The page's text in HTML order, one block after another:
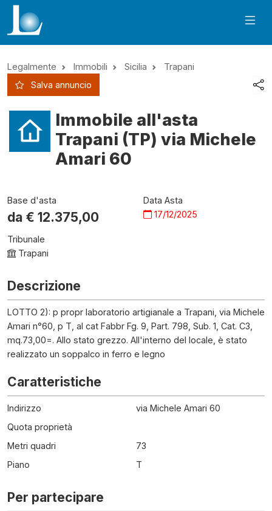
Legalmente Immobili Sicilia
Trapani
Salva annuncio
Immobile all'asta
Trapani (TP) via Michele
Amari 60
Base d'asta
da € 12.375,00
Data Asta
17/12/2025
Tribunale
Trapani
Descrizione
LOTTO 2): p propr laboratorio artigianale a Trapani, via Michele
Amari n°60, p T, al cat Fabbr Fg. 9, Part. 798, Sub. 1, Cat. C3,
mq.73,00=. Allo stato grezzo. All'interno del locale, è stato
realizzato un soppalco in ferro e legno
Caratteristiche
Indirizzo
via Michele Amari 60
Quota proprietà
Metri quadri
73
Piano
T
Per partecipare